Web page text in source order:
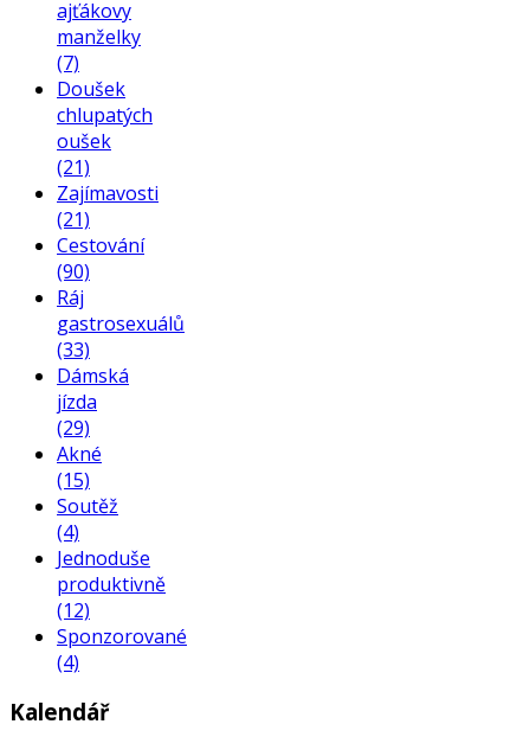
ajťákovy
manželky
(7)
Doušek
chlupatých
oušek
(21)
Zajímavosti
(21)
Cestování
(90)
Ráj
gastrosexuálů
(33)
Dámská
jízda
(29)
Akné
(15)
Soutěž
(4)
Jednoduše
produktivně
(12)
Sponzorované
(4)
Kalendář